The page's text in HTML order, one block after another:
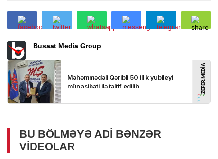
Busaat Media Group
BU BÖLMƏYƏ ADI BƏNZƏR
VIDEOLAR